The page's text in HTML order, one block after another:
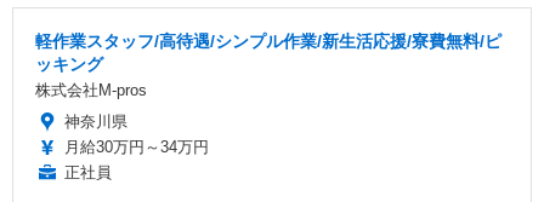
軽作業スタッフ/高待遇/シンプル作業/新生活応援/寮費無料/ピ
ッキング
株式会社M-pros
神奈川県
月給30万円～34万円
正社員